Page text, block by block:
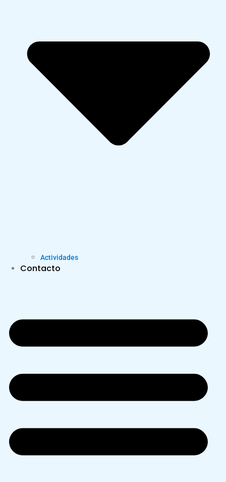
Actividades
Contacto